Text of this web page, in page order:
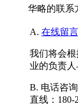
华略的联系
A. 在线留
我们将会
业的负责
B. 电话咨
直线：180-